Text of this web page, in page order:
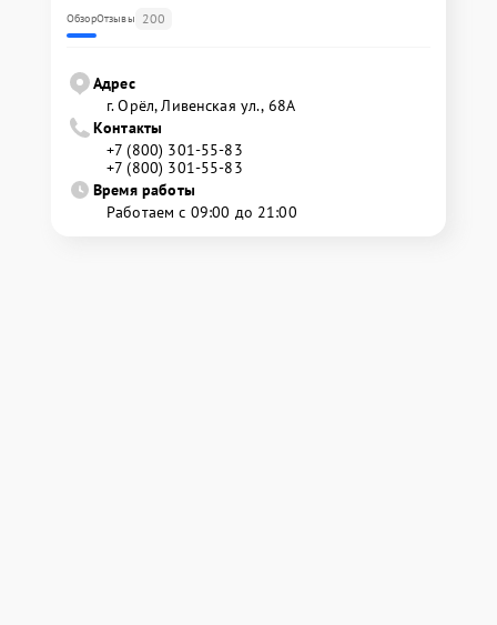
ОбзорОтзывы 200
Адрес
г. Орёл, Ливенская ул., 68А
Контакты
+7 (800) 301-55-83
+7 (800) 301-55-83
Время работы
Работаем с 09:00 до 21:00